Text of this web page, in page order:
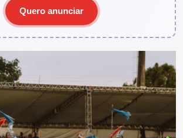
Quero anunciar
semanas ago